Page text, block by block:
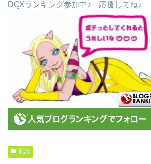
DQXランキング参加中♪ 応援してね♪
雑談